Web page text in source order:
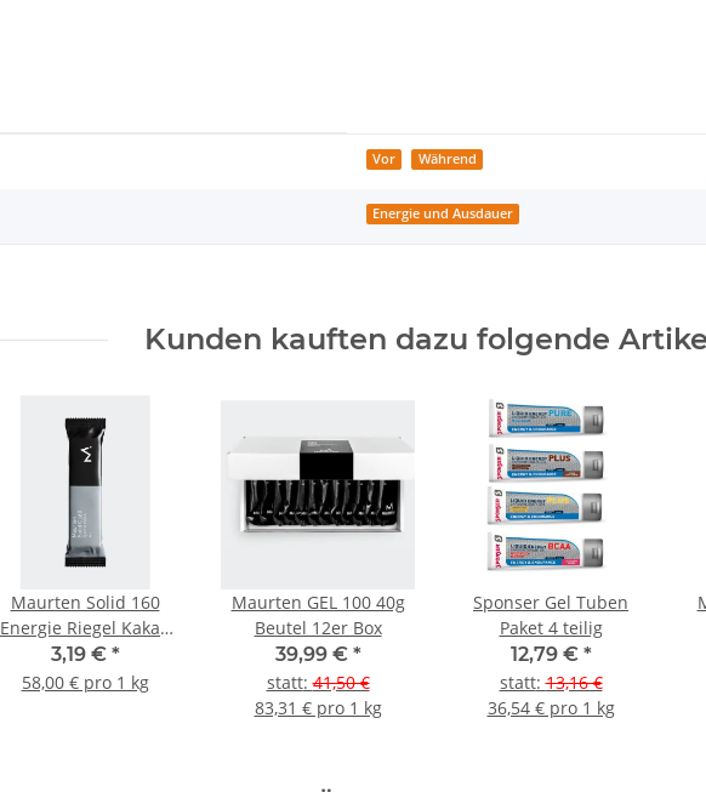
Vor Während
Energie und Ausdauer
Kunden kauften dazu folgende
Maurten Solid 160
Energie Riegel Kakao
(Solid C160)
3,19 € *
58,00 € pro 1 kg
Maurten GEL 100 40g
Beutel 12er Box
39,99 € *
statt:41,50 €
83,31 € pro 1 kg
Sponser Gel Tuben
Paket 4 teilig
12,79 € *
statt:13,16 €
36,54 € pro 1 kg